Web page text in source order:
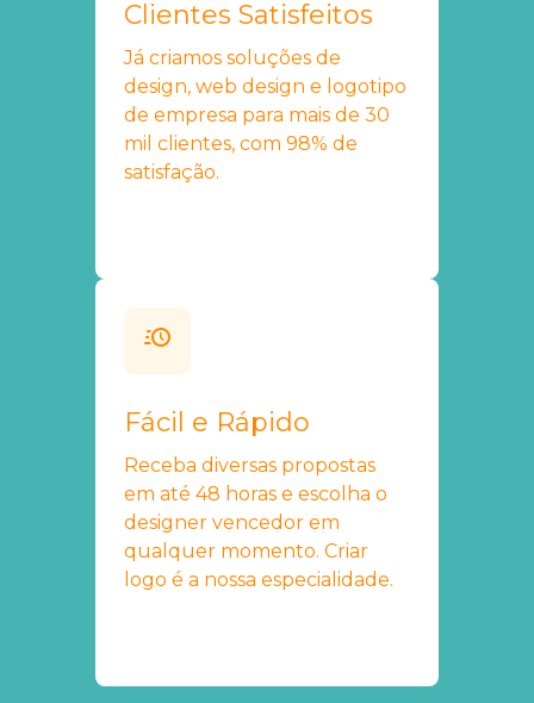
Clientes Satisfeitos
Já criamos soluções de
design, web design e logotipo
de empresa para mais de 30
mil clientes, com 98% de
satisfação.
Fácil e Rápido
Receba diversas propostas
em até 48 horas e escolha o
designer vencedor em
qualquer momento. Criar
logo é a nossa especialidade.